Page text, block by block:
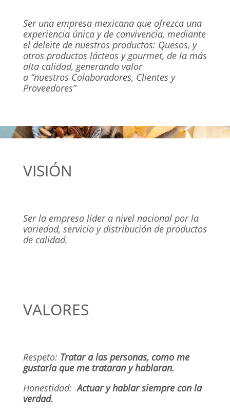
Ser una empresa mexicana que ofrezca una
experiencia única y de convivencia, mediante
el deleite de nuestros productos: Quesos, y
otros productos lácteos y gourmet, de la más
alta calidad, generando valor
a “nuestros Colaboradores, Clientes y
Proveedores”
VISIÓN
Ser la empresa líder a nivel nacional por la
variedad, servicio y distribución de productos
de calidad.
VALORES
Respeto: Tratar a las personas, como me
gustaría que me trataran y hablaran.
Honestidad: Actuar y hablar siempre con la
verdad.